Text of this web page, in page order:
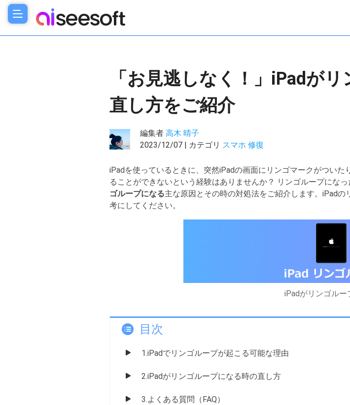
「お見逃しなく！」iPadが
直し方をご紹介
編集者 高木 晴子
2023/12/07 | カテゴリ スマホ 修復
iPadを使っているときに、突然iPadの画面にリンゴマークがつい
ることができないという経験はありませんか？ リンゴループにな
ゴループになる主な原因とその時の対処法をご紹介します。iPad
考にしてください。
iPadがリンゴルー
目次
1.iPadでリンゴループが起こる可能な理由
2.iPadがリンゴループになる時の直し方
3.よくある質問（FAQ）